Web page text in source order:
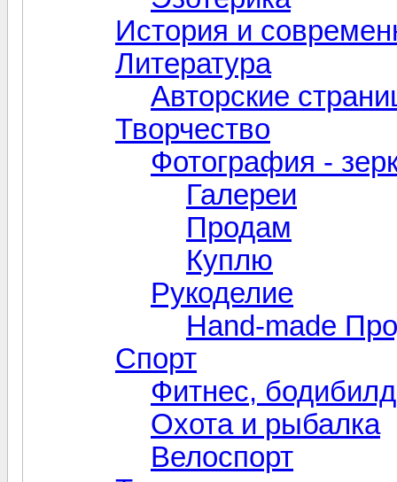
История и
Литература
Авторские
Творчество
Фотография -
Галереи
Продам
Куплю
Рукоделие
Hand-made
Спорт
Фитнес,
Охота и рыбалка
Велоспорт